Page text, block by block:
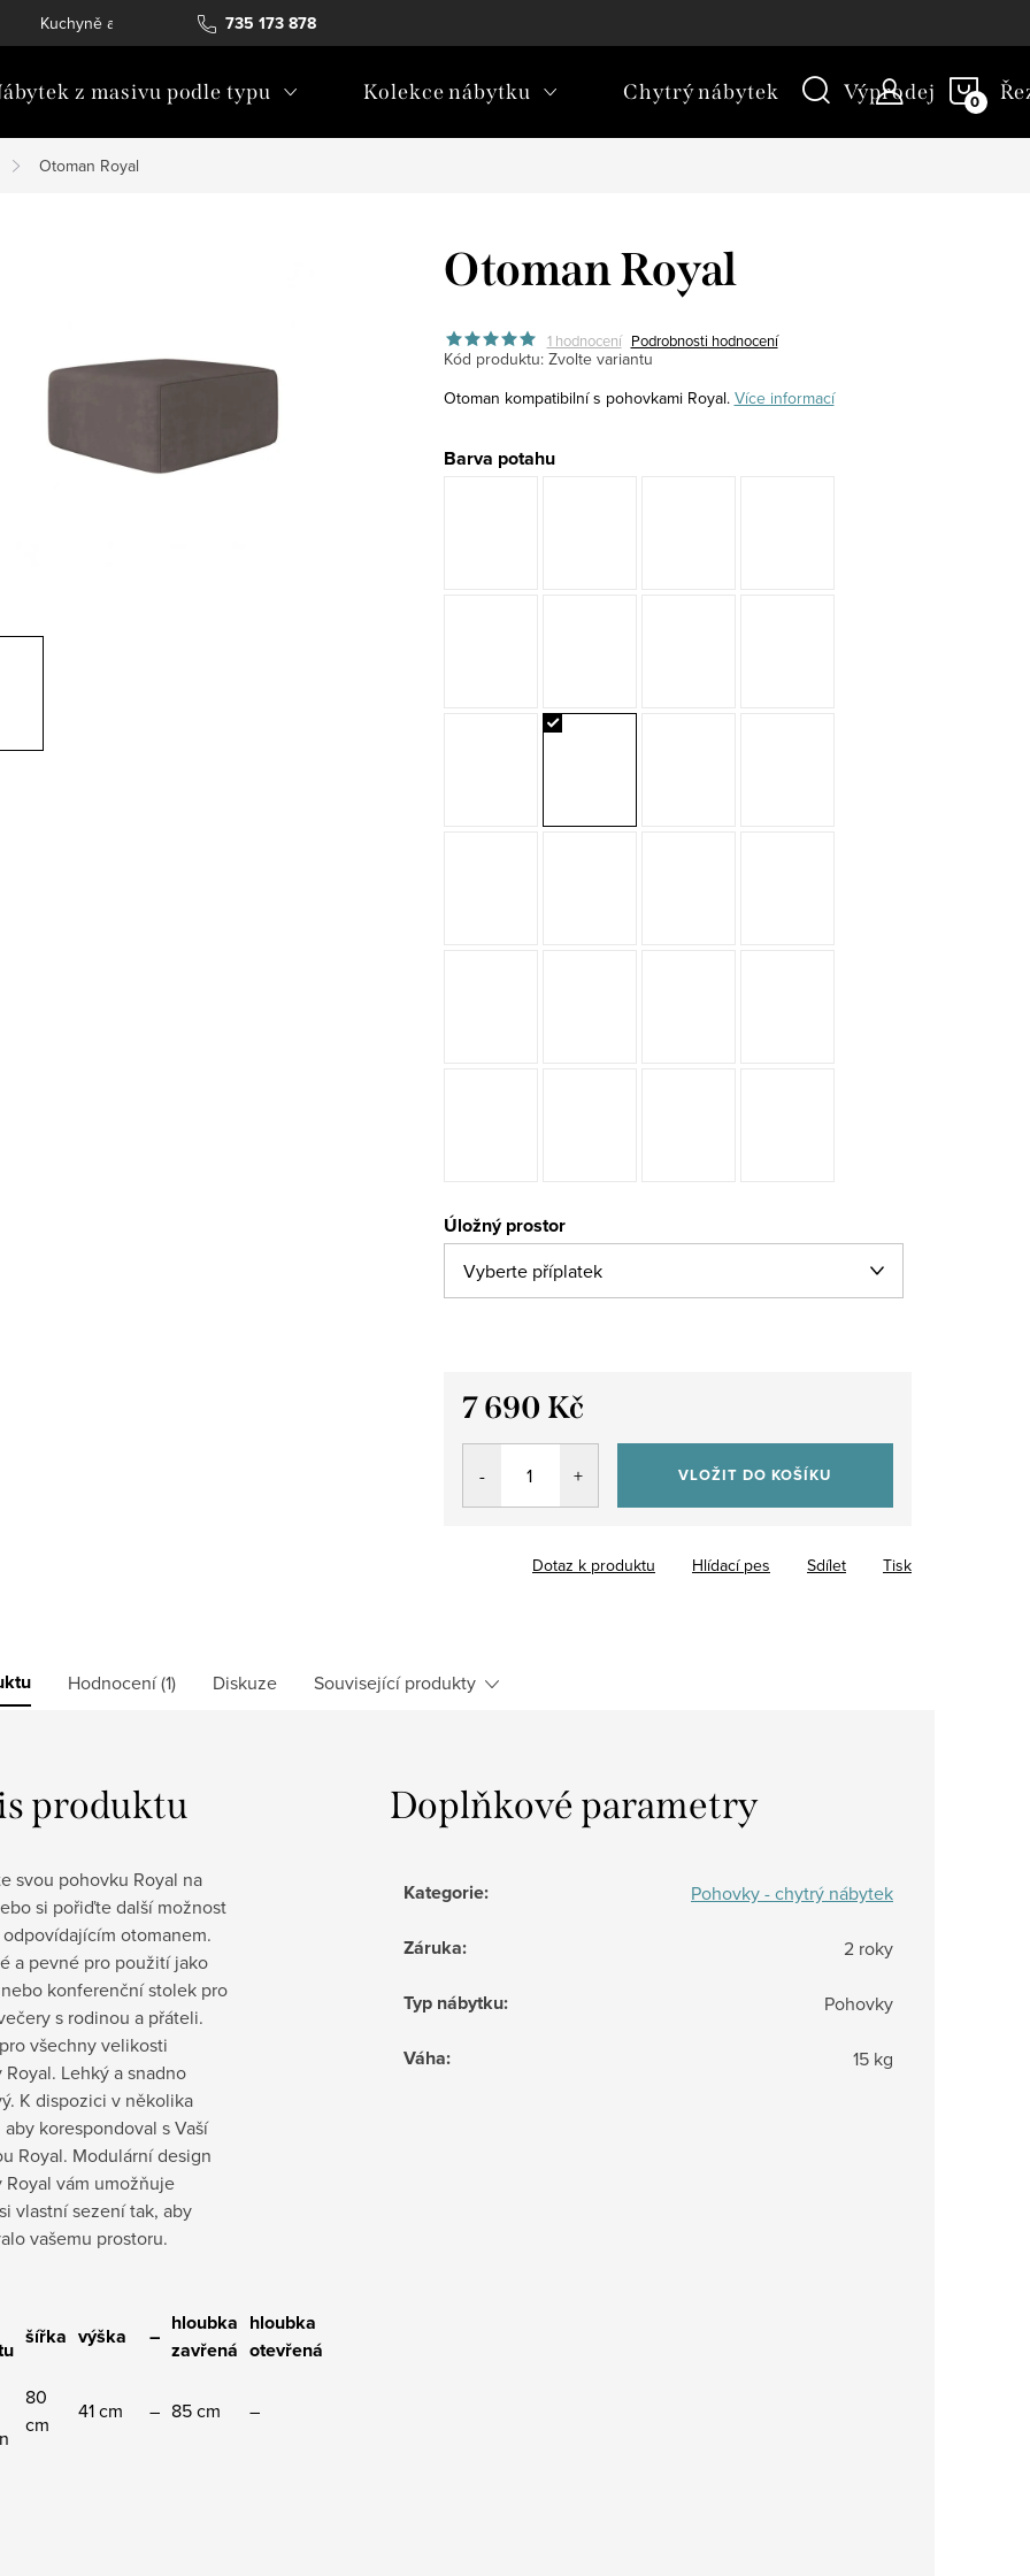
735 173 878
Kuchyně a vestavný nábytek Katalogy ke stažení
z masivu podle typu Kolekce nábytku Chytrý nábytek Výprodej
Otoman Royal
Otoman Royal
1 hodnocení Podrobnosti hodnocení
Kód produktu: Zvolte variantu
Otoman kompatibilní s pohovkami Royal. Více informací
Barva potahu
Úložný prostor
7 690 Kč
Měrná
VLOŽIT DO KOŠÍKU
Tisk
Dotaz k produktu Hlídací pes Sdílet
Hodnocení (1) Diskuze Související produkty
produktu
svou pohovku Royal na
si pořiďte další možnost
otomanem.
a pevné pro použití jako
konferenční stolek pro
s rodinou a přáteli.
všechny velikosti
Lehký a snadno
K dispozici v několika
aby korespondoval s Vaší
Royal. Modulární design
Royal vám umožňuje
vlastní sezení tak, aby
vašemu prostoru.
šířka výška –
hloubka
zavřená
hloubka
otevřená
80
cm
41 cm – 85 cm –
Doplňkové parametry
Kategorie: Pohovky - chytrý nábytek
Záruka: 2 roky
Typ nábytku: Pohovky
Váha: 15 kg